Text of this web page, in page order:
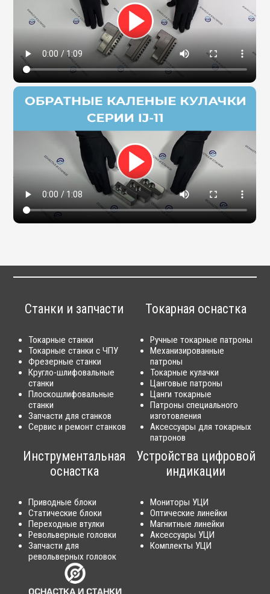
Станки и запчасти
Токарные станки
Токарные станки с ЧПУ
Фрезерные станки
Кругло-шлифовальные
станки
Плоскошлифовальные
станки
Запчасти для станков
Сервис и ремонт станков
Токарная оснастка
Ручные токарные патроны
Механизированные
патроны
Токарные кулачки
Цанговые патроны
Цанги токарные
Патроны специального
изготовления
Аксессуары для токарных
патронов
Инструментальная
оснастка
Приводные блоки
Статические блоки
Переходные втулки
Револьверные головки
Запчасти для
револьверных головок
Устройства цифровой
индикации
Мониторы УЦИ
Оптические линейки
Магнитные линейки
Аксессуары УЦИ
Комплекты УЦИ